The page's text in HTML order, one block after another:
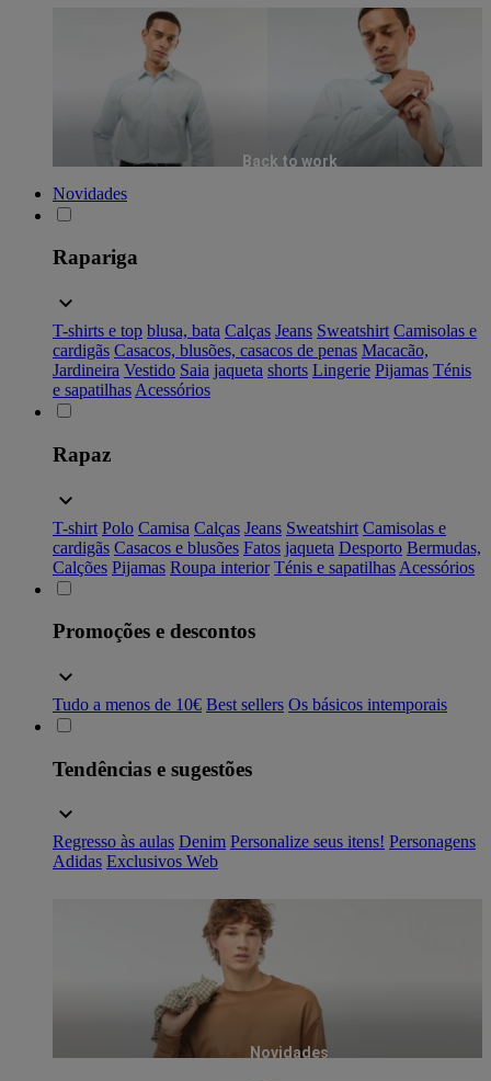
Back to work
Novidades
Rapariga
T-shirts e top blusa, bata Calças Jeans Sweatshirt Camisolas e
cardigãs Casacos, blusões, casacos de penas Macacão,
Jardineira Vestido Saia jaqueta shorts Lingerie Pijamas Ténis
e sapatilhas Acessórios
Rapaz
T-shirt Polo Camisa Calças Jeans Sweatshirt Camisolas e
cardigãs Casacos e blusões Fatos jaqueta Desporto Bermudas,
Calções Pijamas Roupa interior Ténis e sapatilhas Acessórios
Promoções e descontos
Tudo a menos de 10€ Best sellers Os básicos intemporais
Tendências e sugestões
Regresso às aulas Denim Personalize seus itens! Personagens
Adidas Exclusivos Web
Novidades